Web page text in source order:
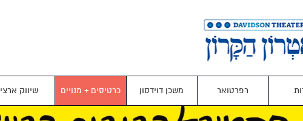
רפרטואר משכן דוידסון כרטיסים + מנויים שיווק ארצי